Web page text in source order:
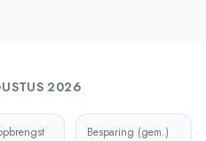
2026
Besparing (gem.)